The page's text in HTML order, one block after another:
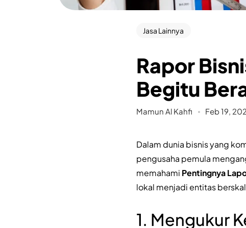
Jasa Lainnya
Rapor
Begitu
Mamun Al Kahfi Feb 19,
Dalam dunia bisnis yang
pengusaha pemula
memahami Pentingnya
lokal menjadi entitas
1. Mengukur